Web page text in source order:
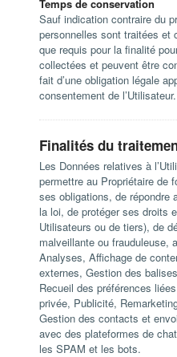
Temps de conservation
Sauf indication contraire du
personnelles sont traitées et
que requis pour la finalité
collectées et peuvent être
fait d’une obligation légale
consentement de l’Utilisateur.
Finalités du
Les Données relatives à
permettre au Propriétaire de
ses obligations, de répondre
la loi, de protéger ses droits
Utilisateurs ou de tiers), de
malveillante ou frauduleuse,
Analyses, Affichage de
externes, Gestion des
Recueil des préférences
privée, Publicité,
Gestion des contacts et
avec des plateformes de
les SPAM et les bots.